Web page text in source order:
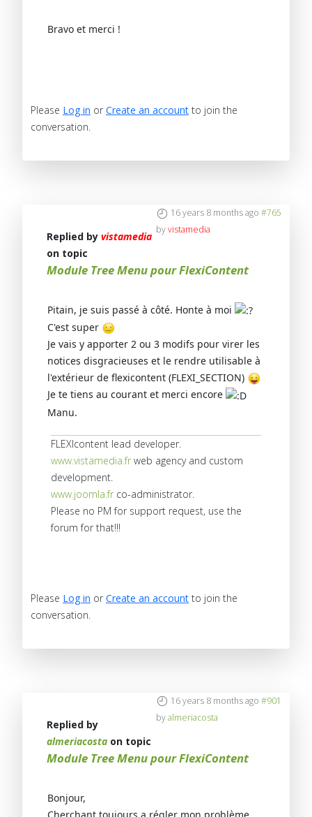
Bravo et merci !
Please Log in or Create an account to join the
conversation.
16 years 8 months ago #765
byvistamedia
Replied by vistamedia
on topic
Module Tree Menu pour FlexiContent
Pitain, je suis passé à côté. Honte à moi
C'est super
Je vais y apporter 2 ou 3 modifs pour virer les
notices disgracieuses et le rendre utilisable à
l'extérieur de flexicontent (FLEXI_SECTION)
Je te tiens au courant et merci encore
Manu.
FLEXIcontent lead developer.
www.vistamedia.fr web agency and custom
development.
www.joomla.fr co-administrator.
Please no PM for support request, use the
forum for that!!!
Please Log in or Create an account to join the
conversation.
16 years 8 months ago #901
byalmeriacosta
Replied by
almeriacosta on topic
Module Tree Menu pour FlexiContent
Bonjour,
Cherchant toujours a régler mon problème